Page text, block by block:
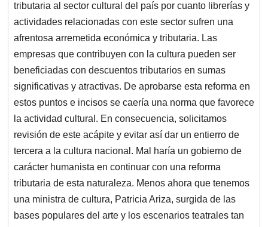
tributaria al sector cultural del país por cuanto librerías y
actividades relacionadas con este sector sufren una
afrentosa arremetida económica y tributaria. Las
empresas que contribuyen con la cultura pueden ser
beneficiadas con descuentos tributarios en sumas
significativas y atractivas. De aprobarse esta reforma en
estos puntos e incisos se caería una norma que favorece
la actividad cultural. En consecuencia, solicitamos
revisión de este acápite y evitar así dar un entierro de
tercera a la cultura nacional. Mal haría un gobierno de
carácter humanista en continuar con una reforma
tributaria de esta naturaleza. Menos ahora que tenemos
una ministra de cultura, Patricia Ariza, surgida de las
bases populares del arte y los escenarios teatrales tan